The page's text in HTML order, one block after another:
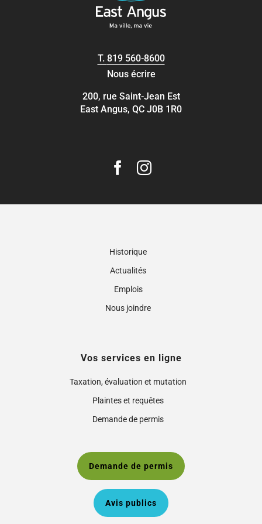
T. 819 560-8600
Nous écrire
200, rue Saint-Jean Est
East Angus, QC J0B 1R0
Historique
Actualités
Emplois
Nous joindre
Vos services en ligne
Taxation, évaluation et mutation
Plaintes et requêtes
Demande de permis
Demande de permis
Avis publics